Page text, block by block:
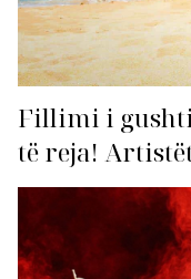
Fillimi i
të reja!
për hitin e